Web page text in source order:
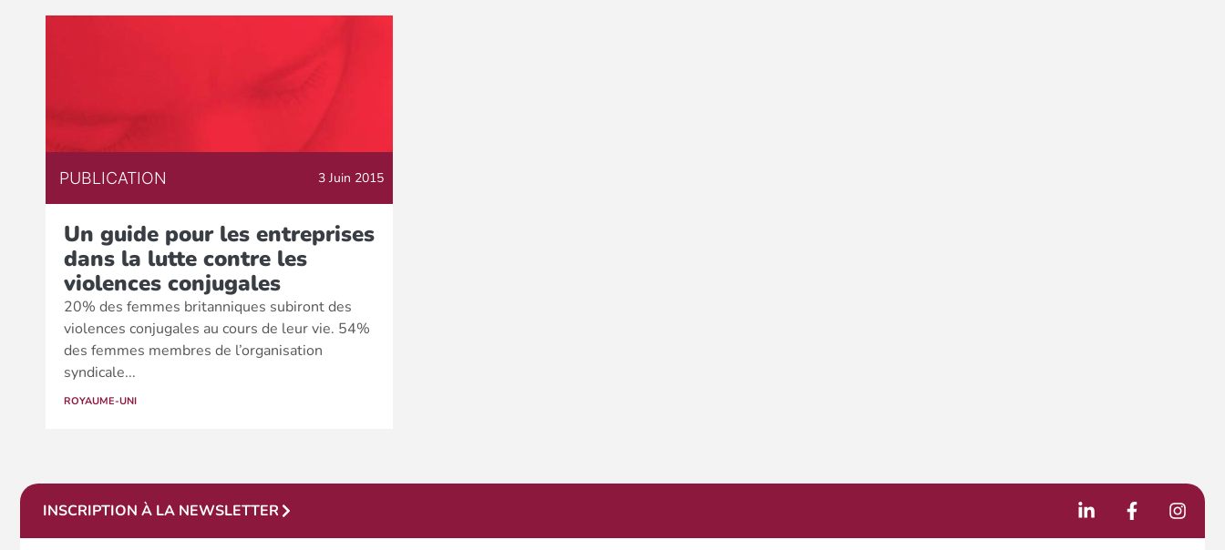
PUBLICATION 3 Juin 2015
Un guide pour les entreprises
dans la lutte contre les
violences conjugales
20% des femmes britanniques subiront des
violences conjugales au cours de leur vie. 54%
des femmes membres de l’organisation
syndicale...
ROYAUME-UNI
INSCRIPTION À LA NEWSLETTER